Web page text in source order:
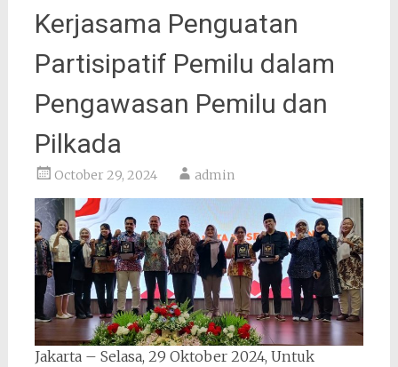
Kerjasama Penguatan
Partisipatif Pemilu dalam
Pengawasan Pemilu dan
Pilkada
October 29, 2024 admin
Jakarta – Selasa, 29 Oktober 2024, Untuk